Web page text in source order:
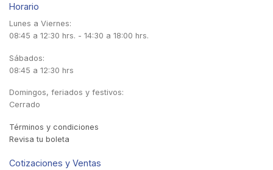
Horario
Lunes a Viernes:
08:45 a 12:30 hrs. - 14:30 a 18:00 hrs.
Sábados:
08:45 a 12:30 hrs
Domingos, feriados y festivos:
Cerrado
Términos y condiciones
Revisa tu boleta
Cotizaciones y Ventas